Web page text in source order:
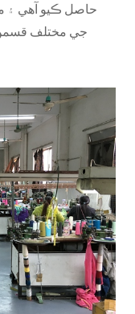
حاصل ڪيو آهي ۽
جي مختلف قسمن